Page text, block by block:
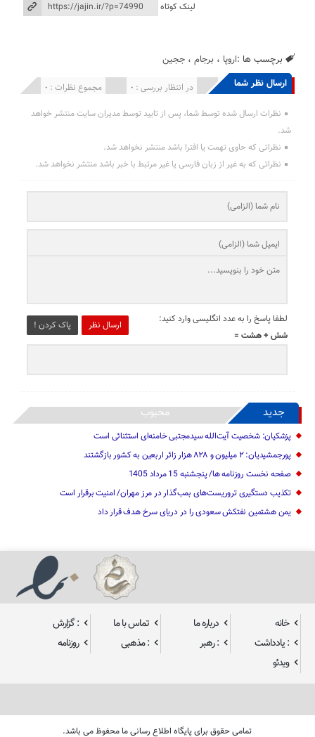
لینک کوتاه
برچسب ها :اروپا ، برجام ،ججین
ارسال نظر شما مجموع نظرات : 0 در انتظار بررسی : 0 انتشار یافته : 0
نظرات ارسال شده توسط شما، پس از تایید توسط مدیران سایت منتشر خواهد
شد.
نظراتی که حاوی تهمت یا افترا باشد منتشر نخواهد شد.
نظراتی که به غیر از زبان فارسی یا غیر مرتبط با خبر باشد منتشر نخواهد شد.
ارسال نظر پاک کردن !
لطفا پاسخ را به عدد انگلیسی وارد کنید:
شش + هشت =
جدید محبوب
پزشکیان: شخصیت آیت‌الله سیدمجتبی خامنه‌ای استثنائی است
پورجمشیدیان: ۲ میلیون و ۸۲۸ هزار زائر اربعین به کشور بازگشتند
صفحه نخست روزنامه ها/ پنجشنبه 15 مرداد 1405
تکذیب دستگیری تروریست‌های بمب‌گذار در مرز مهران/ امنیت برقرار است
یمن هشتمین نفتکش سعودی را در دریای سرخ هدف قرار داد
خانه درباره ما تماس با ما
: گزارش
: یادداشت
: رهبر : مذهبی
روزنامه
ویدئو
تمامی حقوق برای پایگاه اطلاع رسانی ما محفوظ می باشد.